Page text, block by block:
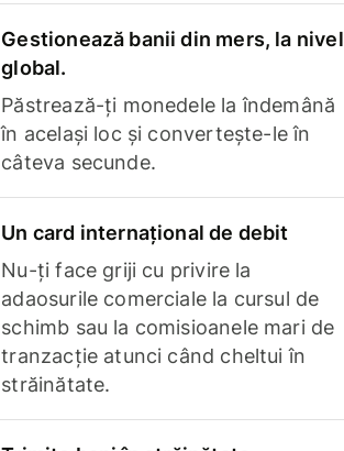
Gestionează banii din mers, la nivel
global.
Păstrează-ți monedele la îndemână
în același loc și convertește-le în
câteva secunde.
Un card internațional de debit
Nu-ți face griji cu privire la
adaosurile comerciale la cursul de
schimb sau la comisioanele mari de
tranzacție atunci când cheltui în
străinătate.